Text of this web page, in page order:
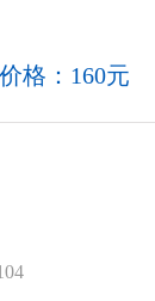
价格：160元